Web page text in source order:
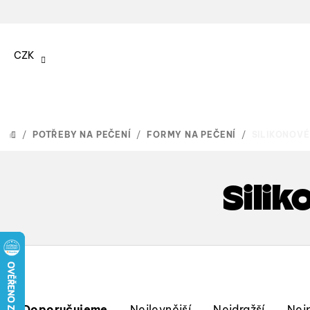
CZK
DOMŮ
/ POTŘEBY NA PEČENÍ / FORMY NA PEČENÍ /
Ř